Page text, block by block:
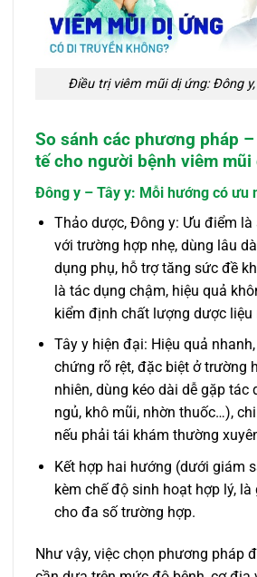
Điều trị viêm mũi dị ứng: Đông
So sánh các phương pháp
tế cho người bệnh viêm mũi
Đông y – Tây y: Mỗi hướng có ưu
Thảo dược, Đông y: Ưu điểm là
với trường hợp nhẹ, dùng lâu
dụng phụ, hỗ trợ tăng sức đề
là tác dụng chậm, hiệu quả
kiểm định chất lượng dược
Tây y hiện đại: Hiệu quả
chứng rõ rệt, đặc biệt ở trường
nhiên, dùng kéo dài dễ gặp tác
ngủ, khô mũi, nhờn thuốc…),
nếu phải tái khám thường
Kết hợp hai hướng (dưới giám
kèm chế độ sinh hoạt hợp lý,
cho đa số trường hợp.
Như vậy, việc chọn phương pháp